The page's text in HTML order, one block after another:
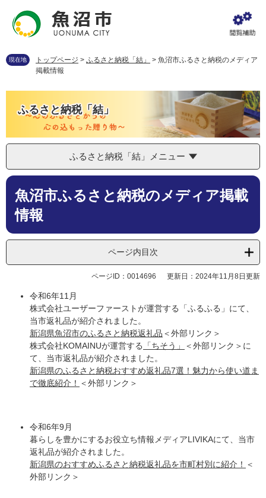
先
す
を
し
へ
現在地 トップページ > ふるさと納税「結」 > 魚沼市ふるさと納税のメディア
掲載情報
ふるさと納税「結」
ふるさと納税「結」メニュー
本
魚沼市ふるさと納税のメディア掲載
情報
ページ内目次
ページID：0014696 更新日：2024年11月8日更新
令和6年11月
株式会社ユーザーファーストが運営する「ふるふる」にて、
当市返礼品が紹介されました。
新潟県魚沼市のふるさと納税返礼品 ＜外部リンク＞
株式会社KOMAINUが運営する
「ちそう」 ＜外部リンク＞ に
て、当市返礼品が紹介されました。
新潟県のふるさと納税おすすめ返礼品7選！魅力から使い道ま
で徹底紹介！ ＜外部リンク＞
令和6年9月
暮らしを豊かにするお役立ち情報メディアLIVIKAにて、当市
返礼品が紹介されました。
新潟県のおすすめふるさと納税返礼品を市町村別に紹介！ ＜
外部リンク＞